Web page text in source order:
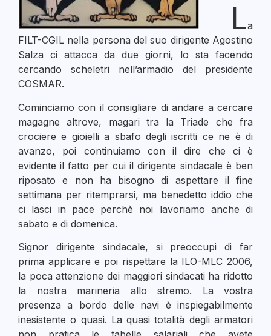
La
FILT-CGIL nella persona del suo dirigente Agostino
Salza ci attacca da due giorni, lo sta facendo
cercando scheletri nell’armadio del presidente
COSMAR.
Cominciamo con il consigliare di andare a cercare
magagne altrove, magari tra la Triade che fra
crociere e gioielli a sbafo degli iscritti ce ne è di
avanzo, poi continuiamo con il dire che ci è
evidente il fatto per cui il dirigente sindacale è ben
riposato e non ha bisogno di aspettare il fine
settimana per ritemprarsi, ma benedetto iddio che
ci lasci in pace perchè noi lavoriamo anche di
sabato e di domenica.
Signor dirigente sindacale, si preoccupi di far
prima applicare e poi rispettare la ILO-MLC 2006,
la poca attenzione dei maggiori sindacati ha ridotto
la nostra marineria allo stremo. La vostra
presenza a bordo delle navi è inspiegabilmente
inesistente o quasi. La quasi totalità degli armatori